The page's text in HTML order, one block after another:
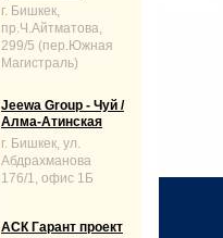
г. Бишкек,
пр.Ч.Айтматова,
299/5 (пер.Южная
Магистраль)
Jeewa Group - Чуй /
Алма-Атинская
г. Бишкек, ул.
Абдрахманова
176/1, офис 1Б
АСК Гарант проект